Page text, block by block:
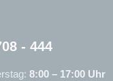
- 444
8:00 – 17:00 Uhr